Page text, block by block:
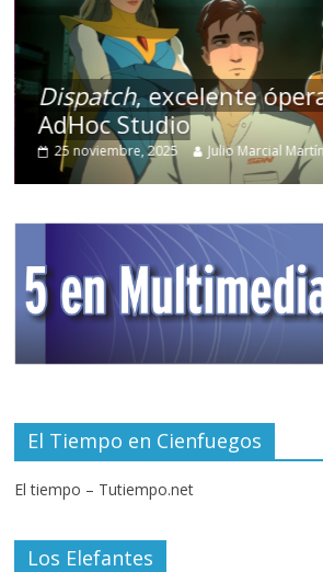
Dispatch, excelente
AdHoc Studio
25 noviembre, 2025 Julio Marcial
El Tiempo en Cienfuegos
El tiempo – Tutiempo.net
Los Elefantes